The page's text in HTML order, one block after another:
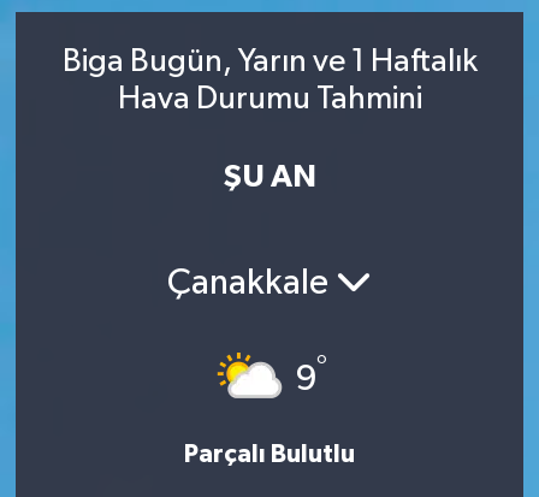
Biga Bugün, Yarın ve 1 Haftalık
Hava Durumu Tahmini
ŞU AN
Çanakkale
9°
Parçalı Bulutlu
Tüm Manşetler
Son Dakika Haberleri